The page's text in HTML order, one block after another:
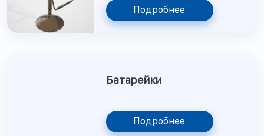
Подробнее
Батарейки
Подробнее